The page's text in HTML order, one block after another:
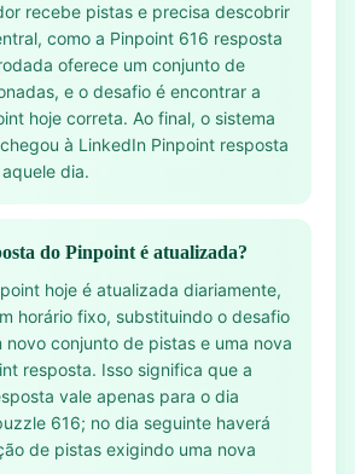
recebe pistas e precisa descobrir
como a Pinpoint 616 resposta
oferece um conjunto de
e o desafio é encontrar a
hoje correta. Ao final, o sistema
à LinkedIn Pinpoint resposta
dia.
do Pinpoint é atualizada?
hoje é atualizada diariamente,
horário fixo, substituindo o desafio
novo conjunto de pistas e uma nova
resposta. Isso significa que a
vale apenas para o dia
616; no dia seguinte haverá
de pistas exigindo uma nova